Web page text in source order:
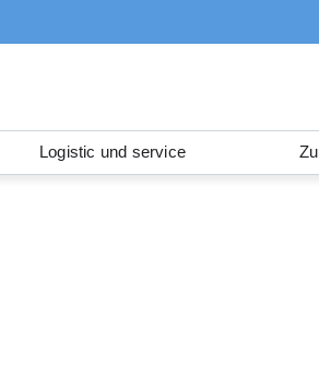
Logistic und service